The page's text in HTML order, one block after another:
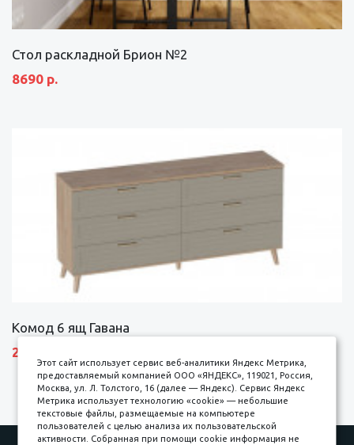
Стол раскладной Брион №2
8690 р.
Комод 6 ящ Гавана
27690 р.
Этот сайт использует сервис веб-аналитики Яндекс Метрика,
предоставляемый компанией ООО «ЯНДЕКС», 119021, Россия,
Москва, ул. Л. Толстого, 16 (далее — Яндекс). Сервис Яндекс
Метрика использует технологию «cookie» — небольшие
текстовые файлы, размещаемые на компьютере
пользователей с целью анализа их пользовательской
активности. Собранная при помощи cookie информация не